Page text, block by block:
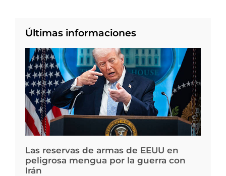
Últimas informaciones
Las reservas de armas de EEUU en
peligrosa mengua por la guerra con
Irán